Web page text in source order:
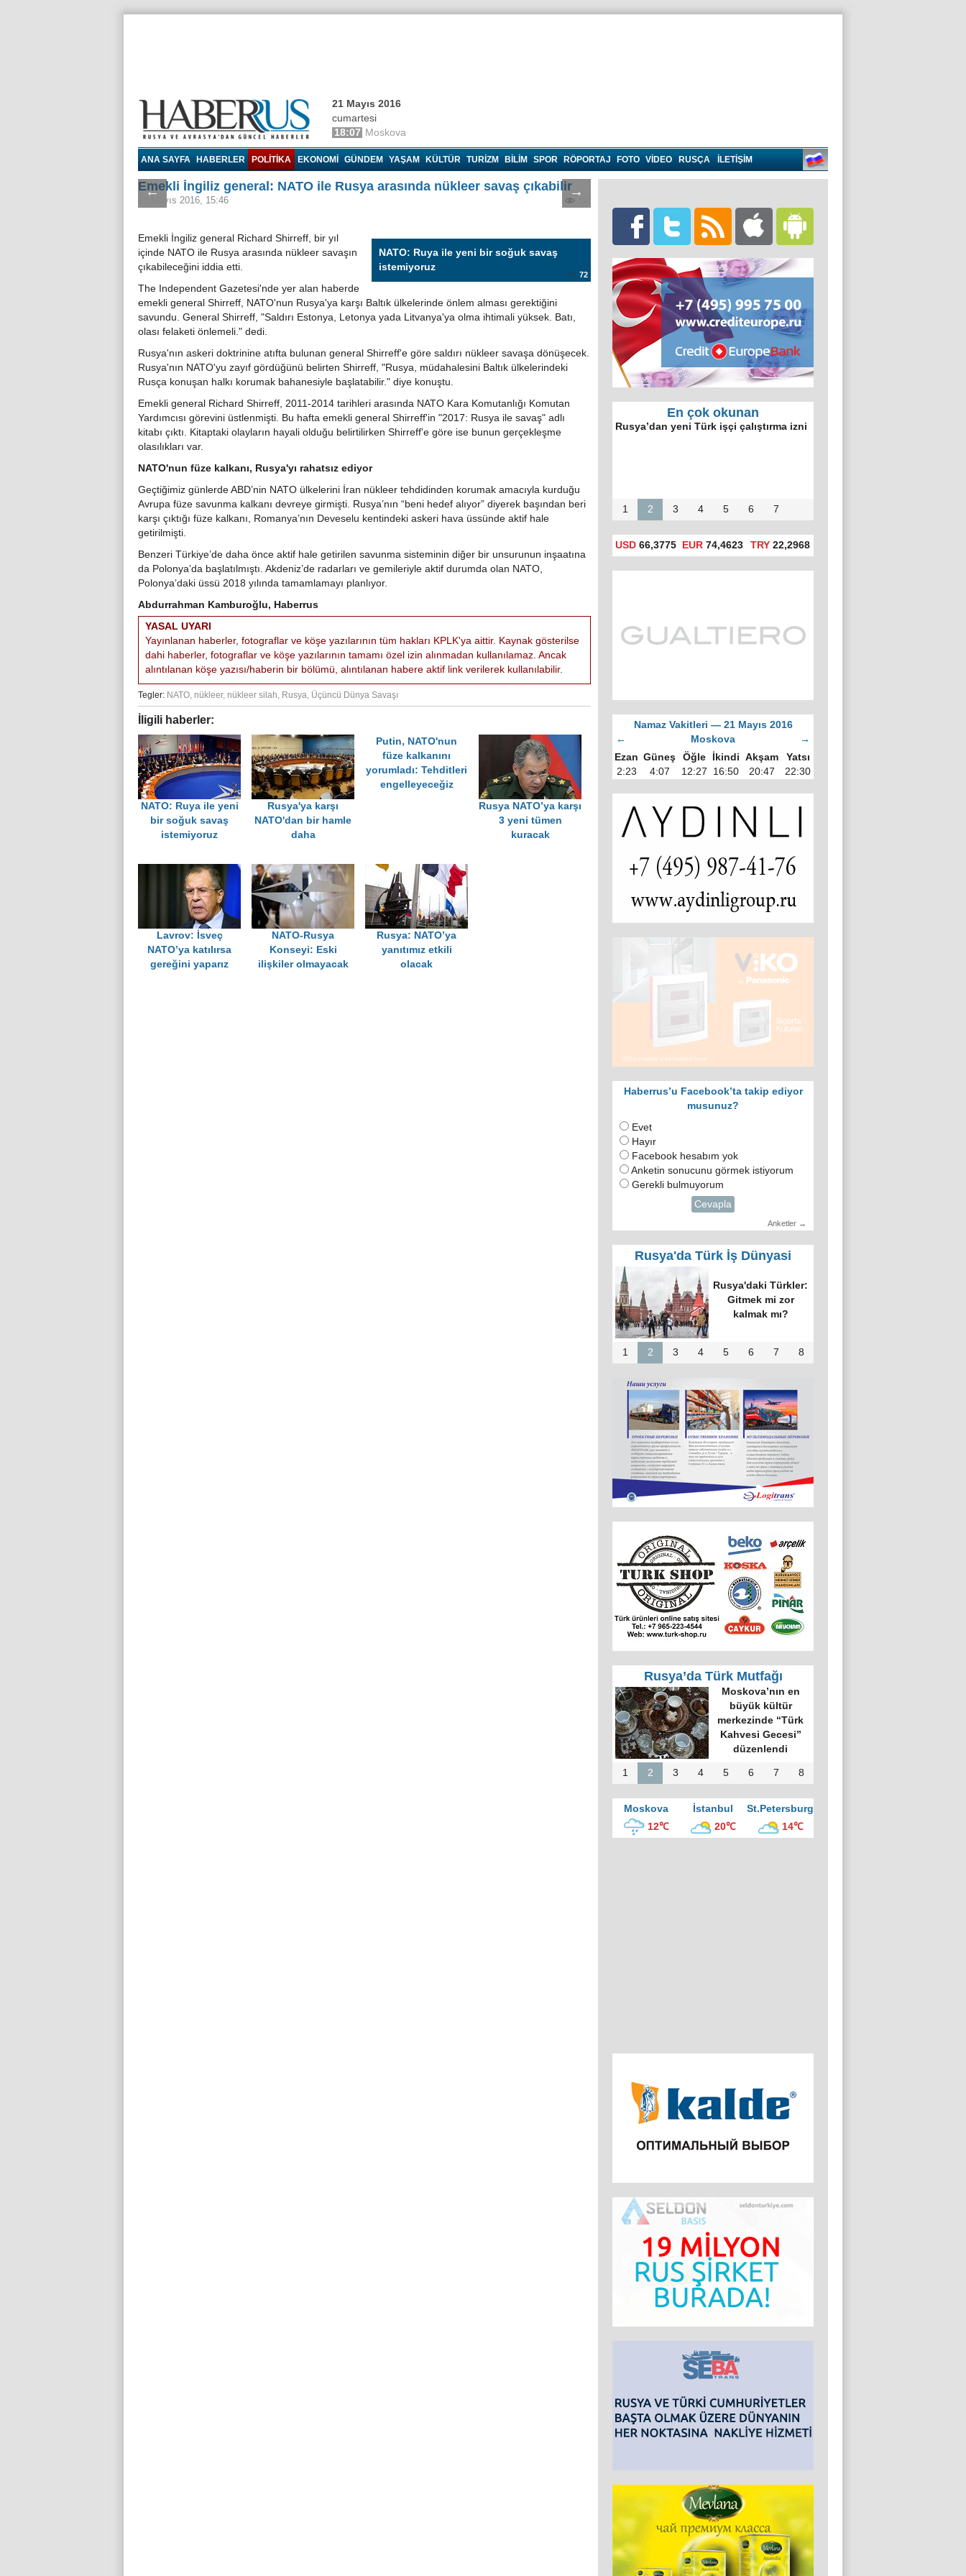
Haberrus.com
21 Mayıs 2016
cumartesi
18:07 Moskova
ANA SAYFA HABERLER POLITIKA EKONOMI GÜNDEM YAŞAM KÜLTÜR TURIZM BILIM SPOR RÖPORTAJ FOTO VIDEO RUSÇA İLETİŞİM
← →
Emekli İngiliz general: NATO ile Rusya arasında nükleer savaş çıkabilir
18 Mayıs 2016, 15:46
NATO: Ruya ile yeni bir soğuk savaş
istemiyoruz
72
Emekli İngiliz general Richard Shirreff, bir yıl
içinde NATO ile Rusya arasında nükleer savaşın
çıkabileceğini iddia etti.
The Independent Gazetesi'nde yer alan haberde
emekli general Shirreff, NATO'nun Rusya'ya karşı Baltık ülkelerinde önlem alması gerektiğini
savundu. General Shirreff, "Saldırı Estonya, Letonya yada Litvanya'ya olma ihtimali yüksek. Batı,
olası felaketi önlemeli." dedi.
Rusya'nın askeri doktrinine atıfta bulunan general Shirreff'e göre saldırı nükleer savaşa dönüşecek.
Rusya'nın NATO'yu zayıf gördüğünü belirten Shirreff, "Rusya, müdahalesini Baltık ülkelerindeki
Rusça konuşan halkı korumak bahanesiyle başlatabilir." diye konuştu.
Emekli general Richard Shirreff, 2011-2014 tarihleri arasında NATO Kara Komutanlığı Komutan
Yardımcısı görevini üstlenmişti. Bu hafta emekli general Shirreff'in "2017: Rusya ile savaş" adlı
kitabı çıktı. Kitaptaki olayların hayali olduğu belirtilirken Shirreff'e göre ise bunun gerçekleşme
olasılıkları var.
NATO'nun füze kalkanı, Rusya'yı rahatsız ediyor
Geçtiğimiz günlerde ABD’nin NATO ülkelerini İran nükleer tehdidinden korumak amacıyla kurduğu
Avrupa füze savunma kalkanı devreye girmişti. Rusya’nın “beni hedef alıyor” diyerek başından beri
karşı çıktığı füze kalkanı, Romanya’nın Deveselu kentindeki askeri hava üssünde aktif hale
getirilmişti.
Benzeri Türkiye’de daha önce aktif hale getirilen savunma sisteminin diğer bir unsurunun inşaatına
da Polonya’da başlatılmıştı. Akdeniz’de radarları ve gemileriyle aktif durumda olan NATO,
Polonya’daki üssü 2018 yılında tamamlamayı planlıyor.
Abdurrahman Kamburoğlu, Haberrus
YASAL UYARI
Yayınlanan haberler, fotograflar ve köşe yazılarının tüm hakları KPLK'ya aittir. Kaynak gösterilse
dahi haberler, fotograflar ve köşe yazılarının tamamı özel izin alınmadan kullanılamaz. Ancak
alıntılanan köşe yazısı/haberin bir bölümü, alıntılanan habere aktif link verilerek kullanılabilir.
Tegler: NATO, nükleer, nükleer silah, Rusya, Üçüncü Dünya Savaşı
İligili haberler:
NATO: Ruya ile yeni
bir soğuk savaş
istemiyoruz
Rusya'ya karşı
NATO'dan bir hamle
daha
Putin, NATO'nun
füze kalkanını
yorumladı: Tehditleri
engelleyeceğiz
Rusya NATO’ya karşı
3 yeni tümen
kuracak
Lavrov: İsveç
NATO’ya katılırsa
gereğini yaparız
NATO-Rusya
Konseyi: Eski
ilişkiler olmayacak
Rusya: NATO’ya
yanıtımız etkili
olacak
En çok okunan
1 2 3 4 5 6 7
USD 66,3775 EUR 74,4623 TRY22,2968
Namaz Vakitleri — 21 Mayıs 2016
←
Moskova
→
Ezan Güneş Öğle İkindi Akşam
Yatsı
2:23
4:07 12:27 16:50 20:47 22:30
Haberrus’u Facebook’ta takip ediyor
musunuz?
Evet
Hayır
Facebook hesabım yok
Anketin sonucunu görmek istiyorum
Gerekli bulmuyorum
Cevapla
Anketler →
Rusya'da Türk İş Dünyasi
RUTID üyeleri ve
Putin’in temsilcisi
Moskova’da bir
araya geldi
1 2 3 4 5 6 7 8
Rusya’da Türk Mutfağı
Rus gazete:
Kokoreç İstanbul
sokak mutfağının
kralı
1 2 3 4 5 6 7 8
Moskova İstanbul
St.Petersburg
12℃
20℃ 14℃